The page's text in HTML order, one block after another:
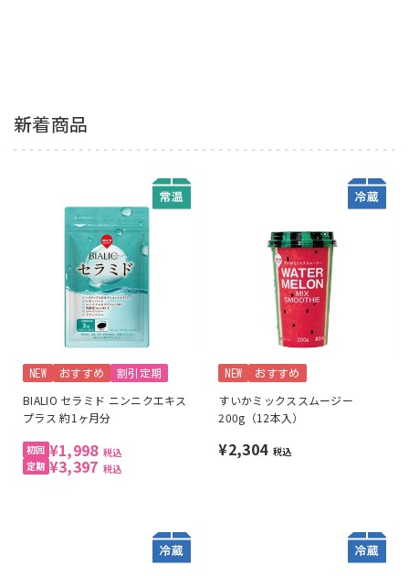
新着商品
NEW おすすめ 割引定期
BIALIO セラミド ニンニクエキス
プラス 約1ヶ月分
¥1,998 税込
¥3,397 税込
NEW おすすめ
すいかミックススムージー
200g（12本入）
¥2,304 税込